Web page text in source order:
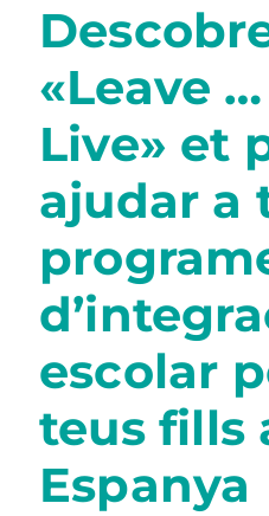
«Leave
Live» et
ajudar a
escolar
teus fills
Espanya